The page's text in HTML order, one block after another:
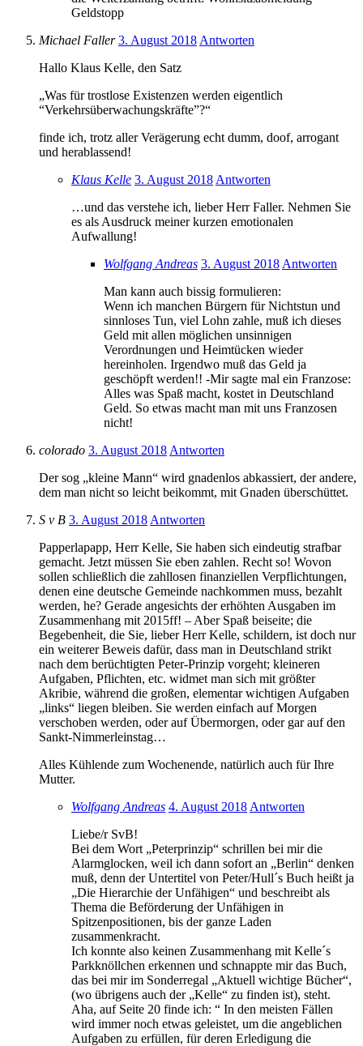
Geldstopp
Michael Faller 3. August 2018 Antworten
Hallo Klaus Kelle, den Satz
„Was für trostlose Existenzen werden eigentlich
“Verkehrsüberwachungskräfte”?“
finde ich, trotz aller Verägerung echt dumm, doof, arrogant
und herablassend!
Klaus Kelle 3. August 2018 Antworten
…und das verstehe ich, lieber Herr Faller. Nehmen Sie
es als Ausdruck meiner kurzen emotionalen
Aufwallung!
Wolfgang Andreas 3. August 2018 Antworten
Man kann auch bissig formulieren:
Wenn ich manchen Bürgern für Nichtstun und
sinnloses Tun, viel Lohn zahle, muß ich dieses
Geld mit allen möglichen unsinnigen
Verordnungen und Heimtücken wieder
hereinholen. Irgendwo muß das Geld ja
geschöpft werden!! -Mir sagte mal ein Franzose:
Alles was Spaß macht, kostet in Deutschland
Geld. So etwas macht man mit uns Franzosen
nicht!
colorado 3. August 2018 Antworten
Der sog „kleine Mann“ wird gnadenlos abkassiert, der andere,
dem man nicht so leicht beikommt, mit Gnaden überschüttet.
S v B 3. August 2018 Antworten
Papperlapapp, Herr Kelle, Sie haben sich eindeutig strafbar
gemacht. Jetzt müssen Sie eben zahlen. Recht so! Wovon
sollen schließlich die zahllosen finanziellen Verpflichtungen,
denen eine deutsche Gemeinde nachkommen muss, bezahlt
werden, he? Gerade angesichts der erhöhten Ausgaben im
Zusammenhang mit 2015ff! – Aber Spaß beiseite; die
Begebenheit, die Sie, lieber Herr Kelle, schildern, ist doch nur
ein weiterer Beweis dafür, dass man in Deutschland strikt
nach dem berüchtigten Peter-Prinzip vorgeht; kleineren
Aufgaben, Pflichten, etc. widmet man sich mit größter
Akribie, während die großen, elementar wichtigen Aufgaben
„links“ liegen bleiben. Sie werden einfach auf Morgen
verschoben werden, oder auf Übermorgen, oder gar auf den
Sankt-Nimmerleinstag…
Alles Kühlende zum Wochenende, natürlich auch für Ihre
Mutter.
Wolfgang Andreas 4. August 2018 Antworten
Liebe/r SvB!
Bei dem Wort „Peterprinzip“ schrillen bei mir die
Alarmglocken, weil ich dann sofort an „Berlin“ denken
muß, denn der Untertitel von Peter/Hull´s Buch heißt ja
„Die Hierarchie der Unfähigen“ und beschreibt als
Thema die Beförderung der Unfähigen in
Spitzenpositionen, bis der ganze Laden
zusammenkracht.
Ich konnte also keinen Zusammenhang mit Kelle´s
Parkknöllchen erkennen und schnappte mir das Buch,
das bei mir im Sonderregal „Aktuell wichtige Bücher“,
(wo übrigens auch der „Kelle“ zu finden ist), steht.
Aha, auf Seite 20 finde ich: “ In den meisten Fällen
wird immer noch etwas geleistet, um die angeblichen
Aufgaben zu erfüllen, für deren Erledigung die